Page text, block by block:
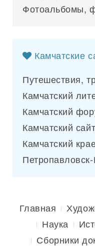
Фотоальбомы,
Камчатские
Путешествия,
Камчатский
Камчатский
Камчатский
Камчатский
Главная
Наука
Сборники